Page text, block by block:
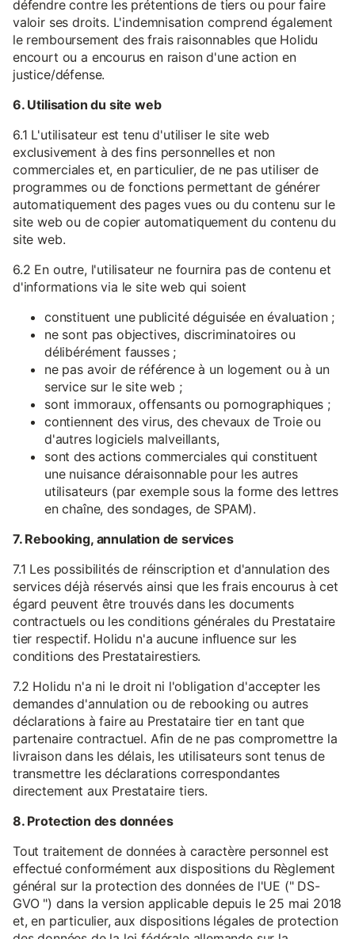
défendre contre les prétentions de tiers ou pour faire
valoir ses droits. L'indemnisation comprend également
le remboursement des frais raisonnables que Holidu
encourt ou a encourus en raison d'une action en
justice/défense.
6. Utilisation du site web
6.1 L'utilisateur est tenu d'utiliser le site web
exclusivement à des fins personnelles et non
commerciales et, en particulier, de ne pas utiliser de
programmes ou de fonctions permettant de générer
automatiquement des pages vues ou du contenu sur le
site web ou de copier automatiquement du contenu du
site web.
6.2 En outre, l'utilisateur ne fournira pas de contenu et
d'informations via le site web qui soient
constituent une publicité déguisée en évaluation ;
ne sont pas objectives, discriminatoires ou
délibérément fausses ;
ne pas avoir de référence à un logement ou à un
service sur le site web ;
sont immoraux, offensants ou pornographiques ;
contiennent des virus, des chevaux de Troie ou
d'autres logiciels malveillants,
sont des actions commerciales qui constituent
une nuisance déraisonnable pour les autres
utilisateurs (par exemple sous la forme des lettres
en chaîne, des sondages, de SPAM).
7. Rebooking, annulation de services
7.1 Les possibilités de réinscription et d'annulation des
services déjà réservés ainsi que les frais encourus à cet
égard peuvent être trouvés dans les documents
contractuels ou les conditions générales du Prestataire
tier respectif. Holidu n'a aucune influence sur les
conditions des Prestatairestiers.
7.2 Holidu n'a ni le droit ni l'obligation d'accepter les
demandes d'annulation ou de rebooking ou autres
déclarations à faire au Prestataire tier en tant que
partenaire contractuel. Afin de ne pas compromettre la
livraison dans les délais, les utilisateurs sont tenus de
transmettre les déclarations correspondantes
directement aux Prestataire tiers.
8. Protection des données
Tout traitement de données à caractère personnel est
effectué conformément aux dispositions du Règlement
général sur la protection des données de l'UE (" DS-
GVO ") dans la version applicable depuis le 25 mai 2018
et, en particulier, aux dispositions légales de protection